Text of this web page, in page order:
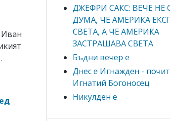
Иван
ДЖЕФРИ САКС: ВЕЧЕ НЕ
ДУМА, ЧЕ АМЕРИКА
СВЕТА, А ЧЕ АМЕРИКА
ЗАСТРАШАВА СВЕТА
Бъдни вечер е
Днес е Игнажден -
Игнатий Богоносец
Никулден е